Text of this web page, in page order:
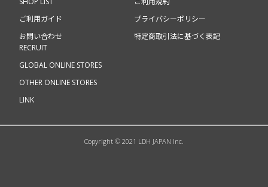
ご利用ガイド
お問い合わせ
プライバシーポリシー
特定商取引法に基づく表記
RECRUIT
GLOBAL ONLINE STORES
OTHER ONLINE STORES
LINK
Copyright © 2021 LDH JAPAN Inc.